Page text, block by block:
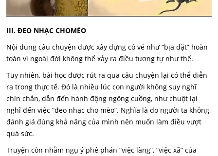
III. ĐEO NHẠC CHOMÈO
Nội dung câu chuyện được xây dựng có vẻ như “bịa đặt” hoàn
toàn vì ngoài đời không thể xảy ra điều tương tự như thế.
Tuy nhiên, bài học được rút ra qua câu chuyện lại có thể diễn
ra trong thực tế. Đó là nhiều lúc con người không suy nghĩ
chín chắn, dẫn đến hành động ngông cuồng, như chuột lại
nghĩ đến việc “đeo nhạc cho mèo”. Nghĩa là do người ta không
đánh giá đúng khả năng của mình nên muốn làm điều vượt
quá sức.
Truyện còn nhằm ngụ ý phê phán “việc làng”, “việc xã” của